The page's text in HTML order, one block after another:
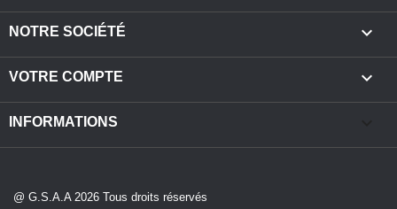
NOTRE SOCIÉTÉ 
VOTRE COMPTE 
INFORMATIONS
@ G.S.A.A 2026 Tous droits réservés